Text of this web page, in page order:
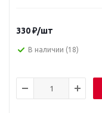
330₽/шт
В наличии (18)